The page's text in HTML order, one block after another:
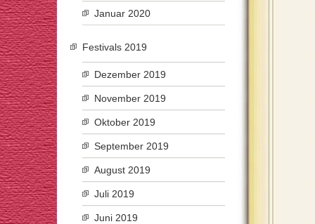
Januar 2020
Festivals 2019
Dezember 2019
November 2019
Oktober 2019
September 2019
August 2019
Juli 2019
Juni 2019